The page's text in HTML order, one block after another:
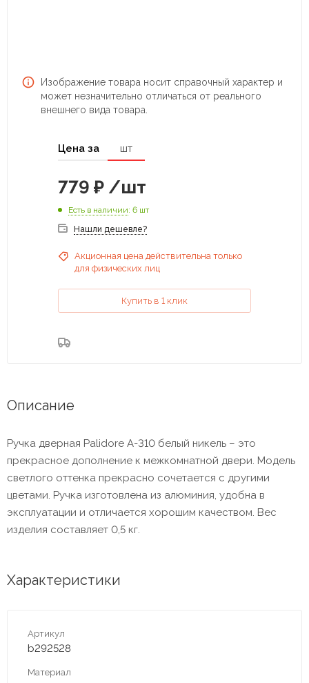
Изображение товара носит справочный характер и
может незначительно отличаться от реального
внешнего вида товара.
Цена за шт
779 ₽ /шт
Есть в наличии: 6 шт
Нашли дешевле?
Акционная цена действительна только
для физических лиц
Купить в 1 клик
Описание
Ручка дверная Palidore A-310 белый никель – это
прекрасное дополнение к межкомнатной двери. Модель
светлого оттенка прекрасно сочетается с другими
цветами. Ручка изготовлена из алюминия, удобна в
эксплуатации и отличается хорошим качеством. Вес
изделия составляет 0,5 кг.
Характеристики
Артикул
b292528
Материал